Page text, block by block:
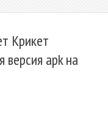
Крикет
apk на